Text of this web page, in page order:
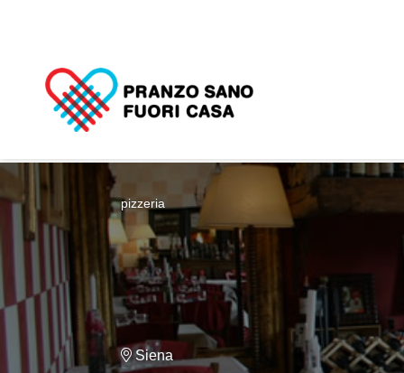
pizzeria
Siena